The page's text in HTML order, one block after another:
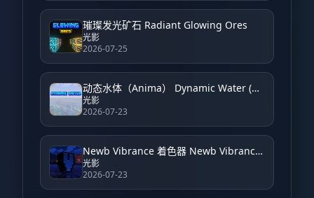
璀璨发光矿石 Radiant Glowing Ores
光影
2026-07-25
动态水体（Anima） Dynamic Water (Anima)
光影
2026-07-23
Newb Vibrance 着色器 Newb Vibrance Shader
光影
2026-07-23